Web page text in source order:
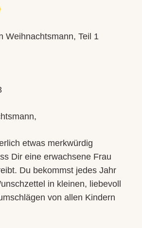
Weihnachtsmann, Teil 1
etwas merkwürdig
Dir eine erwachsene Frau
Du bekommst jedes Jahr
in kleinen, liebevoll
von allen Kindern